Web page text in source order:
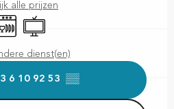
alle prijzen
Televisie
dienst(en)
6 10 92 53 ▒▒